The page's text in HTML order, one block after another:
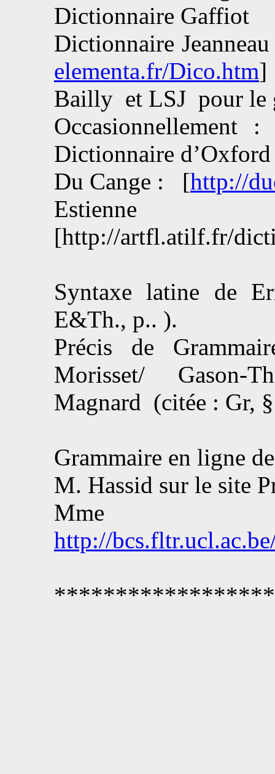
Dictionnaire Gaffiot
Dictionnaire
elementa.fr/Dico.htm]
Bailly et LSJ pour le
Dictionnaire
Du Cange : [http://
[http://artfl.atilf.fr/
Syntaxe latine de
E&Th., p.. ).
Précis de
Morisset/ Gason-
Magnard (citée : Gr,
Grammaire en ligne de
M. Hassid sur le site
Mme
http://